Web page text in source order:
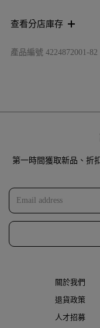
查看分店庫存
產品編號 4224872001-82
第一時間獲取新品、折
關於我們
退貨政策
人才招募